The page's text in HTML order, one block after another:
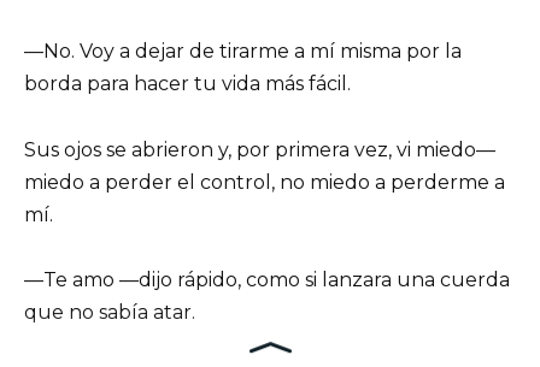
—No. Voy a dejar de tirarme a mí misma por la
borda para hacer tu vida más fácil.
Sus ojos se abrieron y, por primera vez, vi miedo—
miedo a perder el control, no miedo a perderme a
mí.
—Te amo —dijo rápido, como si lanzara una cuerda
que no sabía atar.